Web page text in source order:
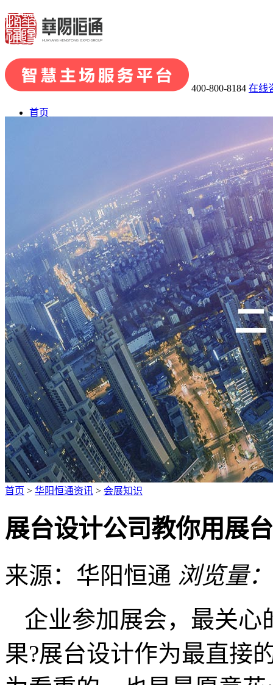
400-800-8184 在线
首页
· 企业文化
· 会展品牌策划· 会展组织及承办 · 主场运营管理· 场馆运
会展案例
展陈案例
新闻中心
联系我们
广招人才
首页 > 华阳恒通资讯 > 会展知识
展台设计公司教你用展
来源：华阳恒通 浏览量：
企业参加展会，最关心
果?展台设计作为最直接